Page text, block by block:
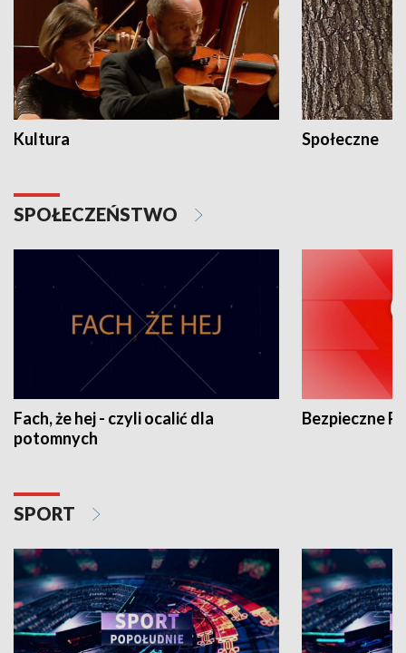
Kultura Społeczne
SPOŁECZEŃSTWO
Fach, że hej - czyli ocalić dla
potomnych
Bezpieczne
SPORT